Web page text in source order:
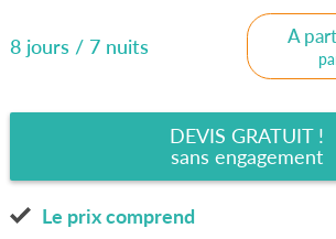
8 jours / 7 nuits A
DEVIS GRATUIT !
sans engagement
Le prix comprend